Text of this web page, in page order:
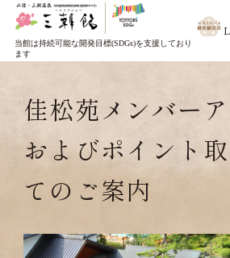
当館は持続可能な開発目標(SDGs)を支援しており
ます
佳松苑メンバー
およびポイント
てのご案内